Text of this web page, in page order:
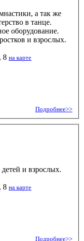
а так же
в танце.
оборудование.
и взрослых.
8 на карте
Подробнее>>
и взрослых.
8 на карте
Подробнее>>